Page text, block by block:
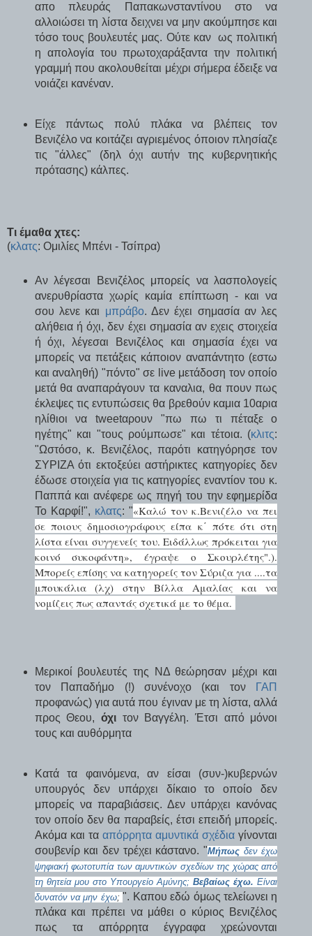
απο πλευράς Παπακωνσταντίνου στο να
αλλοιώσει τη λίστα δειχνει να μην ακούμπησε και
τόσο τους βουλευτές μας. Ούτε καν ως πολιτική
η απολογία του πρωτοχαράξαντα την πολιτική
γραμμή που ακολουθείται μέχρι σήμερα έδειξε να
νοιάζει κανέναν.
Είχε πάντως πολύ πλάκα να βλέπεις τον
Βενιζέλο να κοιτάζει αγριεμένος όποιον πλησίαζε
τις "άλλες" (δηλ όχι αυτήν της κυβερνητικής
πρότασης) κάλπες.
Τι έμαθα χτες:
(κλατς: Ομιλίες Μπένι - Τσίπρα)
Αν λέγεσαι Βενιζέλος μπορείς να λασπολογείς
ανερυθρίαστα χωρίς καμία επίπτωση - και να
σου λενε και μπράβο. Δεν έχει σημασία αν λες
αλήθεια ή όχι, δεν έχει σημασία αν εχεις στοιχεία
ή όχι, λέγεσαι Βενιζέλος και σημασία έχει να
μπορείς να πετάξεις κάποιον αναπάντητο (εστω
και αναληθή) "πόντο" σε live μετάδοση τον οποίο
μετά θα αναπαράγουν τα καναλια, θα πουν πως
έκλεψες τις εντυπώσεις θα βρεθούν καμια 10αρια
ηλίθιοι να tweetαρουν "πω πω τι πέταξε ο
ηγέτης" και "τους ρούμπωσε" και τέτοια. (κλιτς:
"Ωστόσο, κ. Βενιζέλος, παρότι κατηγόρησε τον
ΣΥΡΙΖΑ ότι εκτοξεύει αστήρικτες κατηγορίες δεν
έδωσε στοιχεία για τις κατηγορίες εναντίον του κ.
Παππά και ανέφερε ως πηγή του την εφημερίδα
Το Καρφί!", κλατς: "«Καλώ τον κ.Βενιζέλο να πει
σε ποιους δημοσιογράφους είπα κ΄ πότε ότι στη
λίστα είναι συγγενείς του. Ειδάλλως πρόκειται για
κοινό συκοφάντη», έγραψε ο Σκουρλέτης".).
Μπορείς επίσης να κατηγορείς τον Σύριζα για ....τα
μπουκάλια (λχ) στην Βίλλα Αμαλίας και να
νομίζεις πως απαντάς σχετικά με το θέμα.
Μερικοί βουλευτές της ΝΔ θεώρησαν μέχρι και
τον Παπαδήμο (!) συνένοχο (και τον ΓΑΠ
προφανώς) για αυτά που έγιναν με τη λίστα, αλλά
προς Θεου, όχι τον Βαγγέλη. Έτσι από μόνοι
τους και αυθόρμητα
Κατά τα φαινόμενα, αν είσαι (συν-)κυβερνών
υπουργός δεν υπάρχει δίκαιο το οποίο δεν
μπορείς να παραβιάσεις. Δεν υπάρχει κανόνας
τον οποίο δεν θα παραβείς, έτσι επειδή μπορείς.
Ακόμα και τα απόρρητα αμυντικά σχέδια γίνονται
σουβενίρ και δεν τρέχει κάστανο. "Μήπως δεν έχω
ψηφιακή φωτοτυπία των αμυντικών σχεδίων της χώρας από
τη θητεία μου στο Υπουργείο Αμύνης;Βεβαίως έχω. Είναι
δυνατόν να μην έχω;". Καπου εδώ όμως τελείωνει η
πλάκα και πρέπει να μάθει ο κύριος Βενιζέλος
πως τα απόρρητα έγγραφα χρεώνονται